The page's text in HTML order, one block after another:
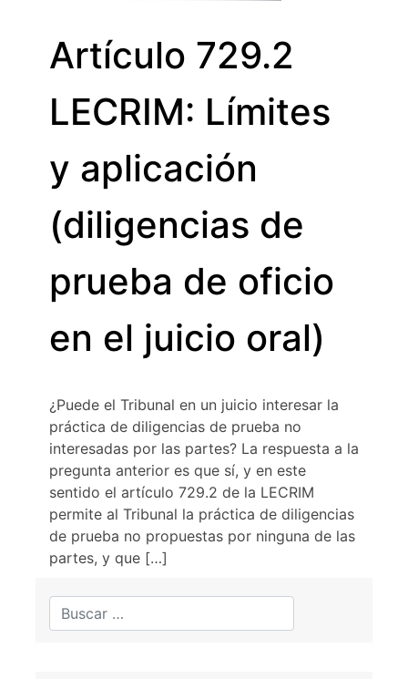
Artículo 729.2
LECRIM: Límites
y aplicación
(diligencias de
prueba de oficio
en el juicio oral)
¿Puede el Tribunal en un juicio interesar la
práctica de diligencias de prueba no
interesadas por las partes? La respuesta a la
pregunta anterior es que sí, y en este
sentido el artículo 729.2 de la LECRIM
permite al Tribunal la práctica de diligencias
de prueba no propuestas por ninguna de las
partes, y que […]